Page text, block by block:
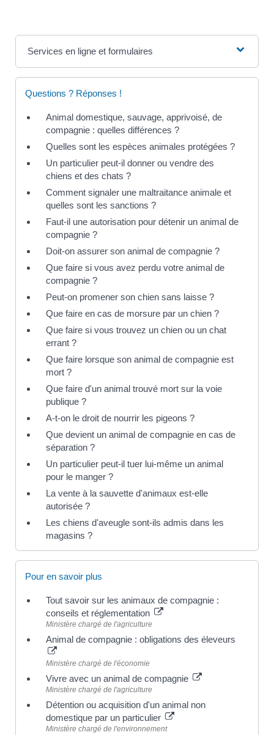
Services en ligne et formulaires
Questions ? Réponses !
Animal domestique, sauvage, apprivoisé, de
compagnie : quelles différences ?
Quelles sont les espèces animales protégées ?
Un particulier peut-il donner ou vendre des
chiens et des chats ?
Comment signaler une maltraitance animale et
quelles sont les sanctions ?
Faut-il une autorisation pour détenir un animal de
compagnie ?
Doit-on assurer son animal de compagnie ?
Que faire si vous avez perdu votre animal de
compagnie ?
Peut-on promener son chien sans laisse ?
Que faire en cas de morsure par un chien ?
Que faire si vous trouvez un chien ou un chat
errant ?
Que faire lorsque son animal de compagnie est
mort ?
Que faire d'un animal trouvé mort sur la voie
publique ?
A-t-on le droit de nourrir les pigeons ?
Que devient un animal de compagnie en cas de
séparation ?
Un particulier peut-il tuer lui-même un animal
pour le manger ?
La vente à la sauvette d'animaux est-elle
autorisée ?
Les chiens d'aveugle sont-ils admis dans les
magasins ?
Pour en savoir plus
Tout savoir sur les animaux de compagnie :
conseils et réglementation
Ministère chargé de l'agriculture
Animal de compagnie : obligations des éleveurs
Ministère chargé de l'économie
Vivre avec un animal de compagnie
Ministère chargé de l'agriculture
Détention ou acquisition d'un animal non
domestique par un particulier
Ministère chargé de l'environnement